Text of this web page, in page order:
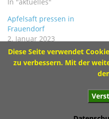
Apfelsaft pressen in
Frauendorf
2. Januar 2023
In "aktuelles"
Donnerstag 8.00 – 12.00 Uhr
Impressum
© 2017 Ivo-Hennemann-
Diese Seite verwendet
zu verbessern. Mit der